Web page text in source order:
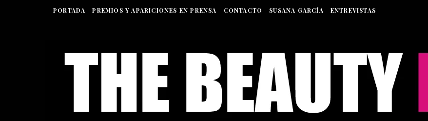
PORTADA PREMIOS Y APARICIONES EN PRENSA CONTACTO SUSANA GARCÍA ENTREVISTAS